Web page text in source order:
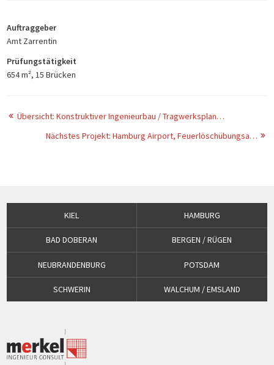
Auftraggeber
Amt Zarrentin
Prüfungstätigkeit
654 m², 15 Brücken
Übersicht: Konstruktiver Ingenieurbau / Tragwerksplanung
Nächstes Projekt: Hamburg Airport, Feuerlöschübungsanlage
KIEL HAMBURG
BAD DOBERAN BERGEN / RÜGEN
NEUBRANDENBURG POTSDAM
SCHWERIN WALCHUM / EMSLAND